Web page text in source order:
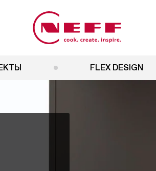
FLEX DESIGN